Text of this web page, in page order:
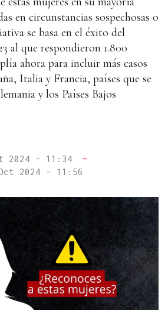
en circunstancias sospechosas o
se basa en el éxito del
al que respondieron 1.800
ahora para incluir más casos
Italia y Francia, países que se
y los Países Bajos
2024 - 11:34
—
2024 - 11:56